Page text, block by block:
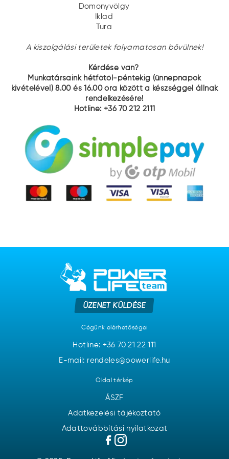
Domonyvölgy
Iklad
Tura
A kiszolgálási területek folyamatosan bővülnek!
Kérdése van?
Munkatársaink hétfőtől-péntekig (ünnepnapok
kivételével) 8.00 és 16.00 óra között a készséggel állnak
rendelkezésére!
Hotline: +36 70 212 2111
ÜZENET KÜLDÉSE
Cégünk elérhetőségei
Hotline: +36 70 21 22 111
E-mail: rendeles@powerlife.hu
Oldal térkép
ÁSZF
Adatkezelési tájékoztató
Adattovábbítási nyilatkozat